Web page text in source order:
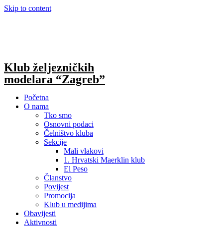
Skip to content
Klub željezničkih
modelara “Zagreb”
Početna
O nama
Tko smo
Osnovni podaci
Čelništvo kluba
Sekcije
Mali vlakovi
1. Hrvatski Maerklin klub
El Peso
Članstvo
Povijest
Promocija
Klub u medijima
Obavijesti
Aktivnosti